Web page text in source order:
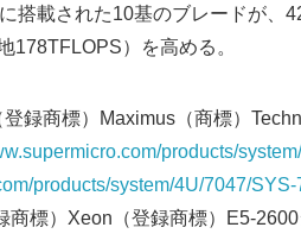
搭載された10基のブレードが、
178TFLOPS）を高める。
録商標）Maximus（商標）
products/
products/system/4U/7047/
商標）Xeon（登録商標）E5-